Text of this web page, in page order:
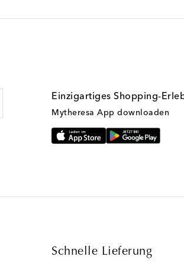
Einzigartiges Shopping-
Mytheresa App downloaden
Schnelle Lieferung